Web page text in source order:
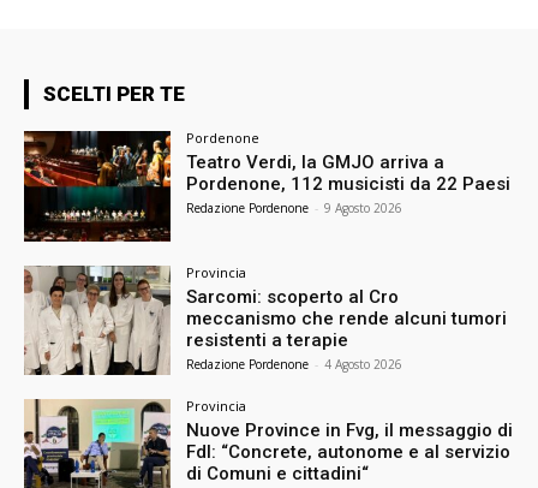
SCELTI PER TE
Pordenone
Teatro Verdi, la GMJO arriva a
Pordenone, 112 musicisti da 22 Paesi
Redazione Pordenone - 9 Agosto 2026
Provincia
Sarcomi: scoperto al Cro
meccanismo che rende alcuni tumori
resistenti a terapie
Redazione Pordenone - 4 Agosto 2026
Provincia
Nuove Province in Fvg, il messaggio di
FdI: “Concrete, autonome e al servizio
di Comuni e cittadini“